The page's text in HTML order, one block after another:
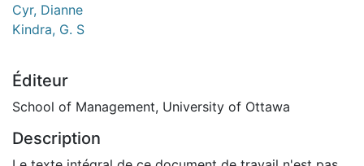
Cyr, Dianne
Kindra, G. S
Éditeur
School of Management, University of Ottawa
Description